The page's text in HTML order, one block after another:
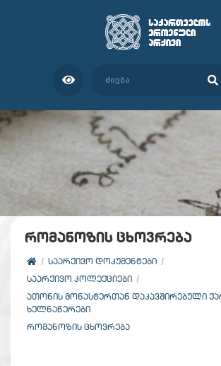
რომანოზის ცხოვრება
ᲡᲐᲐᲠᲥᲘᲕᲝ ᲓᲝᲙᲣᲛᲔᲜᲢᲔᲑᲘ
ᲡᲐᲐᲠᲥᲘᲕᲝ ᲙᲝᲚᲔᲥᲪᲘᲔᲑᲘ
ᲐᲗᲝᲜᲘᲡ ᲛᲝᲜᲐᲡᲢᲔᲠᲗᲐᲜ ᲓᲐᲙᲐᲕᲨᲘᲠᲔᲑᲣᲚᲘ
ᲮᲔᲚᲜᲐᲬᲔᲠᲔᲑᲘ
ᲠᲝᲛᲐᲜᲝᲖᲘᲡ ᲪᲮᲝᲕᲠᲔᲑᲐ